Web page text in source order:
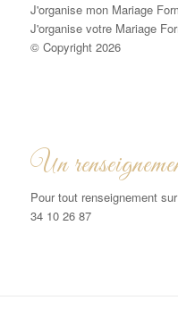
J'organise mon Mariage
J'organise votre Mariage
© Copyright 2026
Un
Pour tout renseignement
34 10 26 87